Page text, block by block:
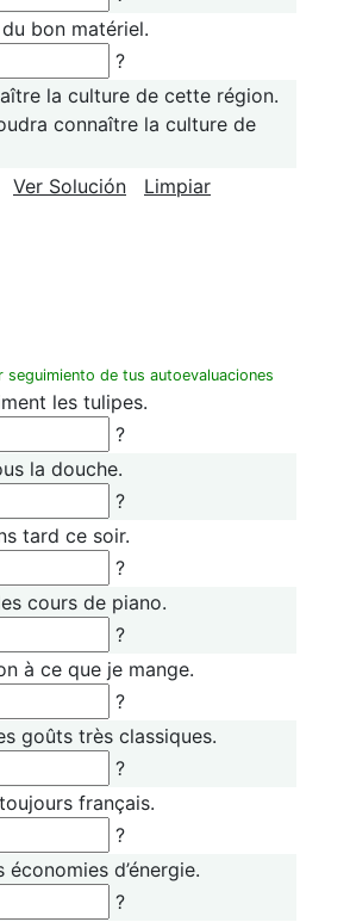
bon matériel.
?
la culture de cette région.
connaître la culture de
Ver Solución Limpiar
seguimiento de tus autoevaluaciones
les tulipes.
?
la douche.
?
tard ce soir.
?
cours de piano.
?
à ce que je mange.
?
goûts très classiques.
?
français.
?
économies d’énergie.
?